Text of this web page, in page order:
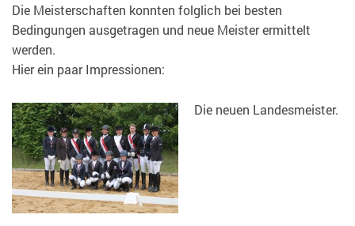
Die Meisterschaften konnten folglich bei besten
Bedingungen ausgetragen und neue Meister ermittelt
werden.
Hier ein paar Impressionen:
Die neuen Landesmeister.